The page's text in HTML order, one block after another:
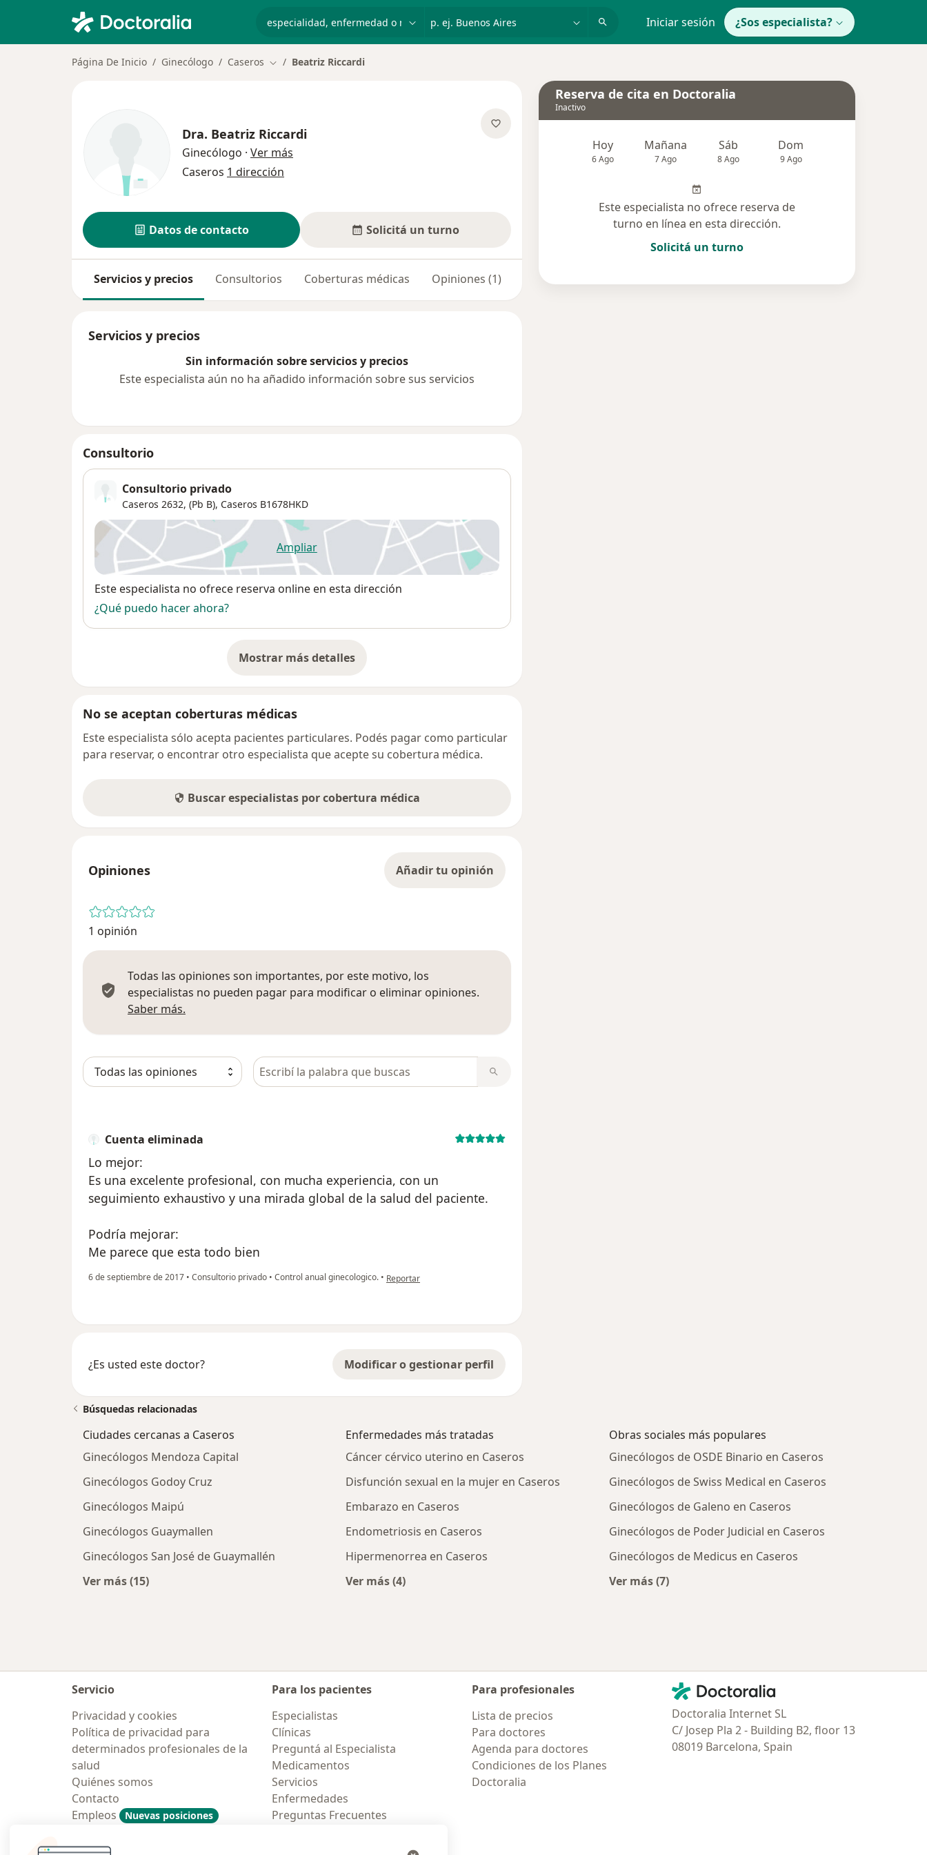
Iniciar sesión ¿Sos especialista?
Página De Inicio Ginecólogo Caseros Cambiar de ciudad
Beatriz Riccardi
Dra. Beatriz Riccardi
Ginecólogo · Ver más
Caseros 1 dirección
Datos de contacto Solicitá un turno
Servicios y precios Consultorios Coberturas médicas Opiniones (1)
Servicios y precios
Sin información sobre servicios y precios
Este especialista aún no ha añadido información sobre sus servicios
Consultorio
Consultorio privado
Caseros 2632, (Pb B), Caseros B1678HKD
Ampliarse abre en una nueva pestaña
Disponibilidad
Este especialista no ofrece reserva online en esta dirección
¿Qué puedo hacer ahora?
Mostrar más detalles
sobre la dirección
No se aceptan coberturas médicas
Este especialista sólo acepta pacientes particulares. Podés pagar como particular
para reservar, o encontrar otro especialista que acepte su cobertura médica.
Buscar especialistas por cobertura médica
Opiniones Añadir tu opinión
1 opinión
Todas las opiniones son importantes, por este motivo, los
especialistas no pueden pagar para modificar o eliminar opiniones.
Saber más.
Busca en opiniones
Cuenta eliminada
Lo mejor:
Es una excelente profesional, con mucha experiencia, con un
seguimiento exhaustivo y una mirada global de la salud del paciente.
Podría mejorar:
Me parece que esta todo bien
6 de septiembre de 2017 • Consultorio privado • Control anual ginecologico. • en opinión del usuario Cuenta eliminada
Reportar
¿Es usted este doctor? Modificar o gestionar perfil
Reserva de cita en Doctoralia
Inactivo
Hoy
6 Ago
Mañana
7 Ago
Sáb
8 Ago
Dom
9 Ago
Este especialista no ofrece reserva de
turno en línea en esta dirección.
Solicitá un turno
Búsquedas relacionadas
Ciudades cercanas a Caseros
Ginecólogos Mendoza Capital
Ginecólogos Godoy Cruz
Ginecólogos Maipú
Ginecólogos Guaymallen
Ginecólogos San José de Guaymallén
Ver más (15)
Enfermedades más tratadas
Cáncer cérvico uterino en Caseros
Disfunción sexual en la mujer en Caseros
Embarazo en Caseros
Endometriosis en Caseros
Hipermenorrea en Caseros
Ver más (4)
Obras sociales más populares
Ginecólogos de OSDE Binario en Caseros
Ginecólogos de Swiss Medical en Caseros
Ginecólogos de Galeno en Caseros
Ginecólogos de Poder Judicial en Caseros
Ginecólogos de Medicus en Caseros
Ver más (7)
Servicio
Privacidad y cookies
Política de privacidad para
determinados profesionales de la
salud
Quiénes somos
Contacto
Empleos
Nuevas posiciones
Contratación
Para los pacientes
Especialistas
Clínicas
Preguntá al Especialista
Medicamentos
Servicios
Enfermedades
Preguntas Frecuentes
Para profesionales
Lista de precios
Para doctores
Agenda para doctores
Condiciones de los Planes
Doctoralia
Contacto
Doctoralia - Página de inicio
Doctoralia Internet SL
C/ Josep Pla 2 - Building B2, floor 13
08019 Barcelona, Spain